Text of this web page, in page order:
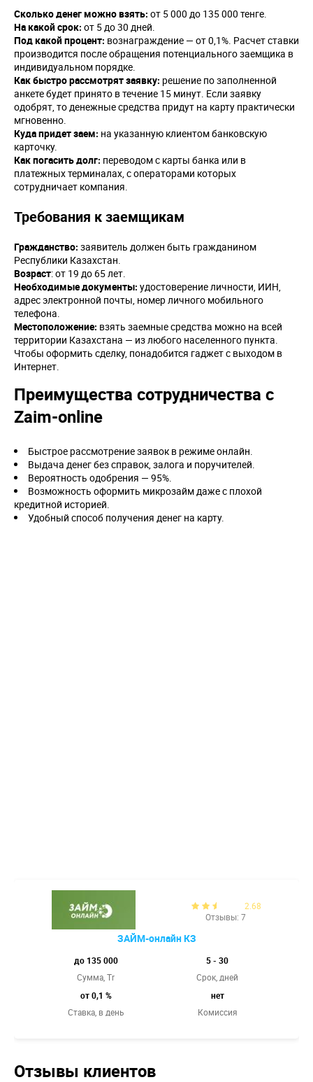
Сколько денег можно взять: от 5 000 до 135 000 тенге.
На какой срок: от 5 до 30 дней.
Под какой процент: вознаграждение — от 0,1%. Расчет ставки
производится после обращения потенциального заемщика в
индивидуальном порядке.
Как быстро рассмотрят заявку: решение по заполненной
анкете будет принято в течение 15 минут. Если заявку
одобрят, то денежные средства придут на карту практически
мгновенно.
Куда придет заем: на указанную клиентом банковскую
карточку.
Как погасить долг: переводом с карты банка или в
платежных терминалах, с операторами которых
сотрудничает компания.
Требования к заемщикам
Гражданство: заявитель должен быть гражданином
Республики Казахстан.
Возраст: от 19 до 65 лет.
Необходимые документы: удостоверение личности, ИИН,
адрес электронной почты, номер личного мобильного
телефона.
Местоположение: взять заемные средства можно на всей
территории Казахстана — из любого населенного пункта.
Чтобы оформить сделку, понадобится гаджет с выходом в
Интернет.
Преимущества сотрудничества с
Zaim-online
Быстрое рассмотрение заявок в режиме онлайн.
Выдача денег без справок, залога и поручителей.
Вероятность одобрения — 95%.
Возможность оформить микрозайм даже с плохой
кредитной историей.
Удобный способ получения денег на карту.
2.68
Отзывы: 7
ЗАЙМ-онлайн КЗ
до 135 000
Сумма, Tr
5 - 30
Срок, дней
от 0,1 %
Ставка, в день
нет
Комиссия
Отзывы клиентов